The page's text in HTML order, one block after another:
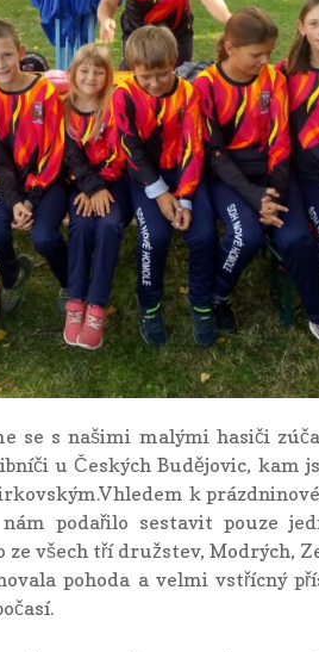
se s našimi malými hasiči
u Českých Budějovic, kam
Vhledem k
podařilo sestavit pouze
všech tří družstev, Modrých,
pohoda a velmi vstřícný